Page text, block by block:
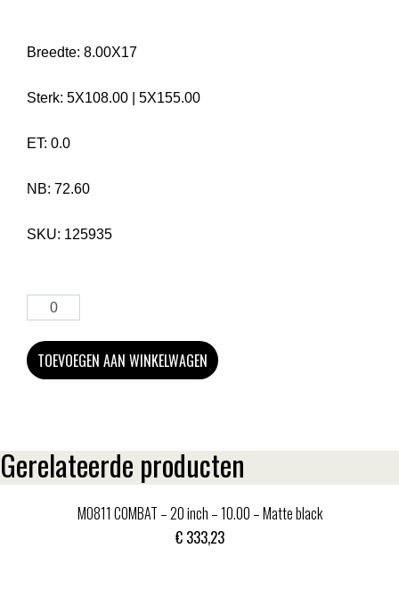
Breedte: 8.00X17
Sterk: 5X108.00 5X155.00
ET: 0.0
NB: 72.60
SKU: 125935
TOEVOEGEN AAN WINKELWAGEN
Gerelateerde producten
MO811 COMBAT – 20 inch – 10.00 – Matte black
€333,23